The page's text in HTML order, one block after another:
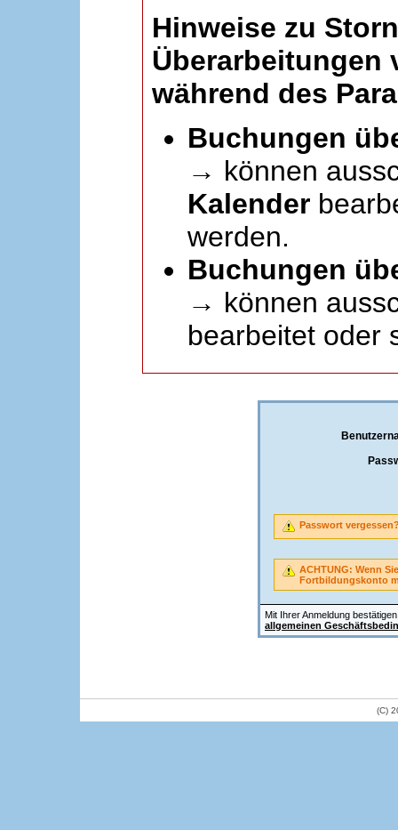
Hinweise zu
Überarbeitungen
während des
Buchungen
→ können
Kalender
werden.
Buchungen
→ können
bearbeitet oder
Mit Ihrer Anmeldung
allgemeinen
Passwort
ACHTUNG: Wenn
Fortbildungskonto
(C)